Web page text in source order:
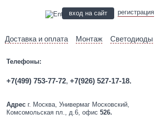
вход на сайт регистрация
Доставка и оплата Монтаж Светодиоды
Телефоны:
+7(499) 753-77-72, +7(926) 527-17-18.
Адресг. Москва, Универмаг Московский,
Комсомольская пл., д.6, офис 526.